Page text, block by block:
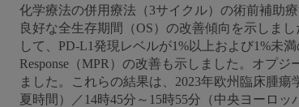
化学療法の併用療法（3サイクル）の術前補助
良好な全生存期間（OS）の改善傾向を示しま
して、PD-L1発現レベルが1%以上および1%未
Response（MPR）の改善も示しました。オプ
ました。これらの結果は、2023年欧州臨床腫
夏時間）／14時45分～15時55分（中央ヨーロ